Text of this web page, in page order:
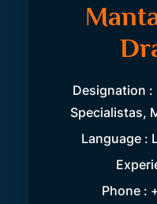
Designation :
Specialistas,
Language :
Phone :